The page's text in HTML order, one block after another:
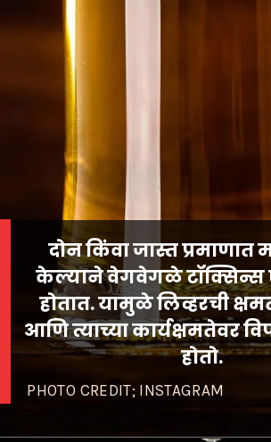
PHOTO CREDIT; INSTAGRAM
दोन किंवा जास्त प्रमाणात
केल्याने वेगवेगळे टॉक्सिन्स
होतात. यामुळे लिव्हरची
आणि त्याच्या कार्यक्षमतेवर
होतो.